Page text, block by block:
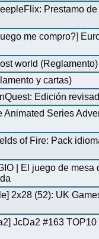
Prestamo
me compro?]
world (Reglamento)
y cartas)
Edición
Animated Series
of Fire: Pack
| El juego de mesa
2x28 (52): UK
JcDa2 #163